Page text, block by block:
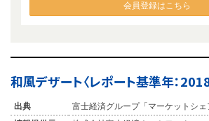
会員登録はこちら
和風デザート〈レポート基準年：
出典
富士経済グループ「マーケットシェ